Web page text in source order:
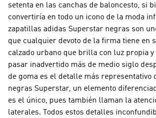
setenta en las canchas de baloncesto, si
convertiría en todo un icono de la moda
zapatillas adidas Superstar negras son
que cualquier devoto de la firma tiene en
calzado urbano que brilla con luz propia y
pasar inadvertido más de medio siglo
de goma es el detalle más representativo
negras Superstar, un elemento
es el único, pues también llaman la
laterales. Todos estos detalles